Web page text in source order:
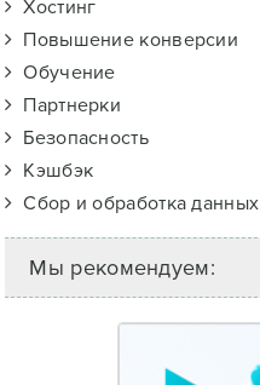
Хостинг
Повышение конверсии
Обучение
Партнерки
Безопасность
Кэшбэк
Сбор и обработка данных
Мы рекомендуем: